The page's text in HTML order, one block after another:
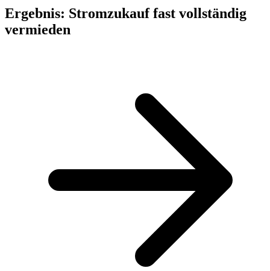
Ergebnis: Stromzukauf fast vollständig
vermieden